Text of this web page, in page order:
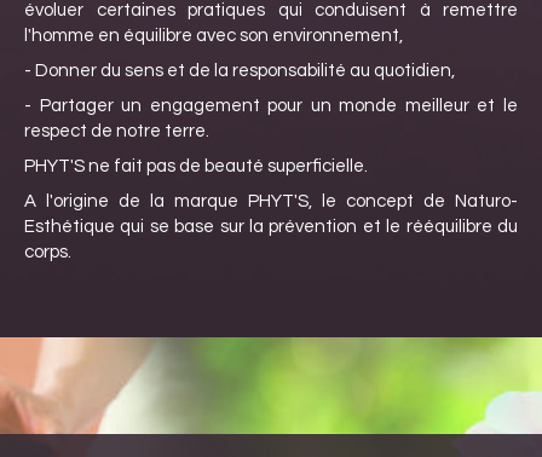
évoluer certaines pratiques qui conduisent à remettre
l'homme en équilibre avec son environnement,
- Donner du sens et de la responsabilité au quotidien,
- Partager un engagement pour un monde meilleur et le
respect de notre terre.
PHYT'S ne fait pas de beauté superficielle.
A l'origine de la marque PHYT'S, le concept de Naturo-
Esthétique qui se base sur la prévention et le rééquilibre du
corps.